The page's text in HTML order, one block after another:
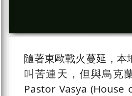
隨著東歐戰火蔓延，
叫苦連天，但與烏克
Pastor Vasya